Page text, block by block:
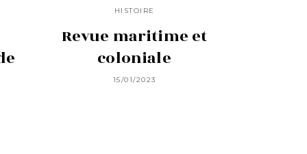
HISTOIRE
Revue maritime et
coloniale
15/01/2023